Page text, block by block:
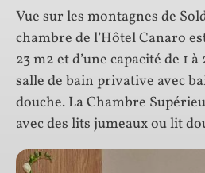
Vue sur les montagnes de
chambre de l’Hôtel Canaro
23 m2 et d’une capacité de 1
salle de bain privative avec
douche. La Chambre
avec des lits jumeaux ou lit